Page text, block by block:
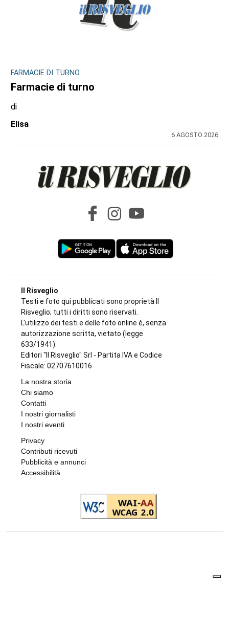
FARMACIE DI TURNO
Farmacie di turno
di
Elisa
6 AGOSTO 2026
Il Risveglio
Testi e foto qui pubblicati sono proprietà Il
Risveglio; tutti i diritti sono riservati.
L'utilizzo dei testi e delle foto online è, senza
autorizzazione scritta, vietato (legge
633/1941).
Editori "Il Risveglio" Srl - Partita IVA e Codice
Fiscale: 02707610016
La nostra storia
Chi siamo
Contatti
I nostri giornalisti
I nostri eventi
Privacy
Contributi ricevuti
Pubblicità e annunci
Accessibilità